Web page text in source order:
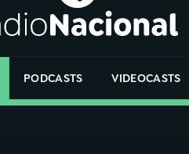
PODCASTS VIDEOCASTS